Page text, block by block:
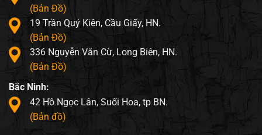
(Bản Đồ)
19 Trần Quý Kiên, Cầu Giấy, HN.
(Bản Đồ)
336 Nguyễn Văn Cừ, Long Biên, HN.
(Bản Đồ)
Bắc Ninh:
42 Hồ Ngọc Lân, Suối Hoa, tp BN.
(Bản đồ)